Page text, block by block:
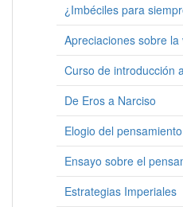
¿Imbéciles para
Apreciaciones sobre
Curso de introducción
De Eros a Narciso
Elogio del pensamiento
Ensayo sobre el
Estrategias Imperiales